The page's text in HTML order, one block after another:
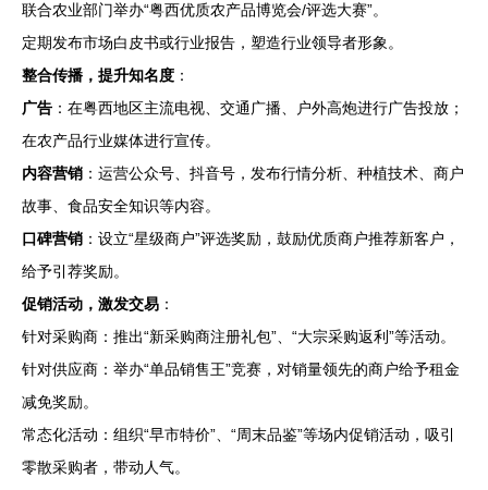
联合农业部门举办“粤西优质农产品博览会/评选大赛”。
定期发布市场白皮书或行业报告，塑造行业领导者形象。
整合传播，提升知名度 ：
广告 ：在粤西地区主流电视、交通广播、户外高炮进行广告投放；
在农产品行业媒体进行宣传。
内容营销 ：运营公众号、抖音号，发布行情分析、种植技术、商户
故事、食品安全知识等内容。
口碑营销 ：设立“星级商户”评选奖励，鼓励优质商户推荐新客户，
给予引荐奖励。
促销活动，激发交易 ：
针对采购商：推出“新采购商注册礼包”、“大宗采购返利”等活动。
针对供应商：举办“单品销售王”竞赛，对销量领先的商户给予租金
减免奖励。
常态化活动：组织“早市特价”、“周末品鉴”等场内促销活动，吸引
零散采购者，带动人气。